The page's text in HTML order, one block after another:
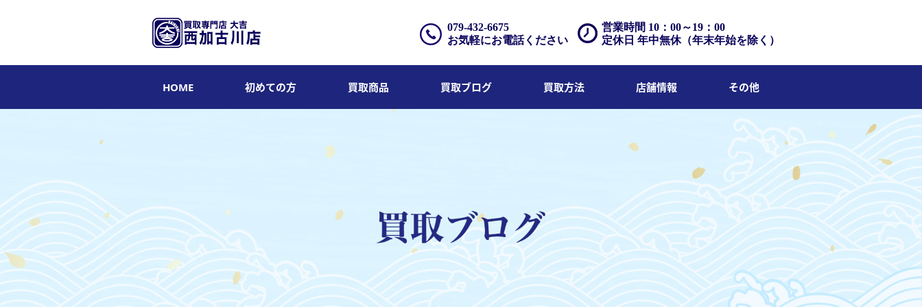
営業時間 10：00～19：00
定休日 年中無休（年末年始を除く）
079-432-6675
お気軽にお電話ください
HOME 初めての方 買取商品 買取ブログ 買取方法 店舗情報 その他